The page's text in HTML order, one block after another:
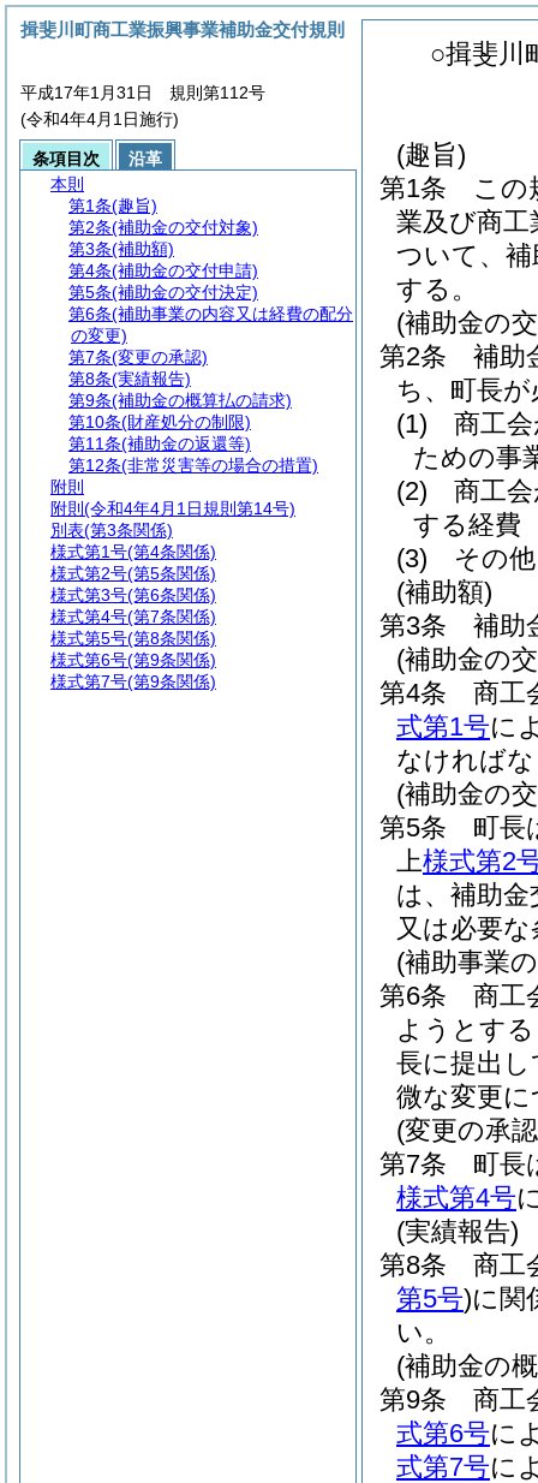
○揖斐川
(趣旨)
第1条
この
業及び商
ついて、
する。
(補助金の
第2条
補助
ち、町長
(1)
商工
ための事
(2)
商工
する経費
(3)
その
(補助額)
第3条
補助
(補助金の
第4条
商工
式第1号に
なければ
(補助金の
第5条
町長
上様式第2
は、補助
又は必要
(補助事業
第6条
商工
ようとす
長に提出
微な変更
(変更の承
第7条
町長
様式第4号
(実績報告)
第8条
商工
第5号)に関
い。
(補助金の
第9条
商工
式第6号に
式第7号に
揖斐川町商工業振興事業補助金交付規則
平成17年1月31日 規則第112号
(令和4年4月1日施行)
条項目次
沿革
本則
第1条(趣旨)
第2条(補助金の交付対象)
第3条(補助額)
第4条(補助金の交付申請)
第5条(補助金の交付決定)
第6条(補助事業の内容又は経費の配分
の変更)
第7条(変更の承認)
第8条(実績報告)
第9条(補助金の概算払の請求)
第10条(財産処分の制限)
第11条(補助金の返還等)
第12条(非常災害等の場合の措置)
附則
附則 (令和4年4月1日規則第14号)
別表(第3条関係)
様式第1号(第4条関係)
様式第2号(第5条関係)
様式第3号(第6条関係)
様式第4号(第7条関係)
様式第5号(第8条関係)
様式第6号(第9条関係)
様式第7号(第9条関係)